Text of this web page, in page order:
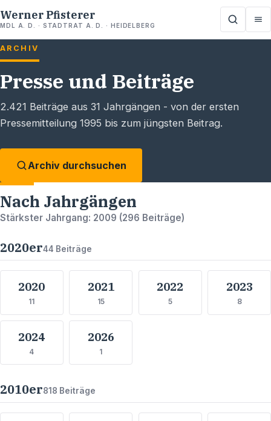
Werner Pfisterer
MDL A. D. · STADTRAT A. D. · HEIDELBERG
ARCHIV
Presse und Beiträge
2.421 Beiträge aus 31 Jahrgängen - von der ersten
Pressemitteilung 1995 bis zum jüngsten Beitrag.
Archiv durchsuchen
Nach Jahrgängen
Stärkster Jahrgang: 2009 (296 Beiträge)
2020er44 Beiträge
2020
11
2021
15
2022
5
2023
8
2024
4
2026
1
2010er818 Beiträge